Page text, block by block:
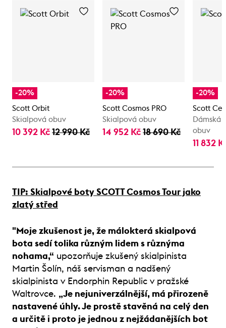
-20%
Scott Orbit
Skialpová obuv
10 392 Kč 12 990 Kč
-20%
Scott Cosmos PRO
Skialpová obuv
14 952 Kč18 690 Kč
-20%
Scott
Dámská
obuv
11 832
TIP: Skialpové boty SCOTT Cosmos Tour jako
zlatý střed
"Moje zkušenost je, že málokterá skialpová
bota sedí tolika různým lidem s různýma
nohama,“ upozorňuje zkušený skialpinista
Martin Šolín, náš servisman a nadšený
skialpinista v Endorphin Republic v pražské
Waltrovce. „Je nejuniverzálnější, má přirozeně
nastavené úhly. Je prostě stavěná na celý den
a určitě i proto je jednou z nejžádanějších bot